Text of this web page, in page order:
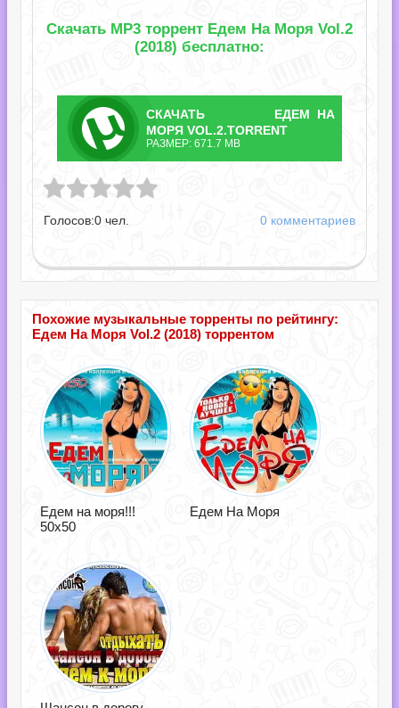
Скачать MP3 торрент Едем На Моря Vol.2
(2018) бесплатно:
СКАЧАТЬ
ТОРРЕНТ
ЕДЕМ НА
МОРЯ VOL.2.TORRENT
РАЗМЕР: 671.7 MB
Голосов:0 чел. 0 комментариев
Похожие музыкальные торренты по рейтингу:
Едем На Моря Vol.2 (2018) торрентом
Едем на моря!!!
50х50
Едем На Моря